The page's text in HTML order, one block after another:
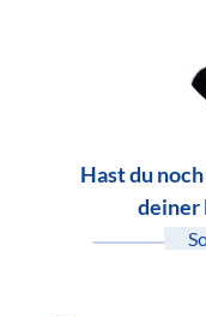
Hast du
deiner